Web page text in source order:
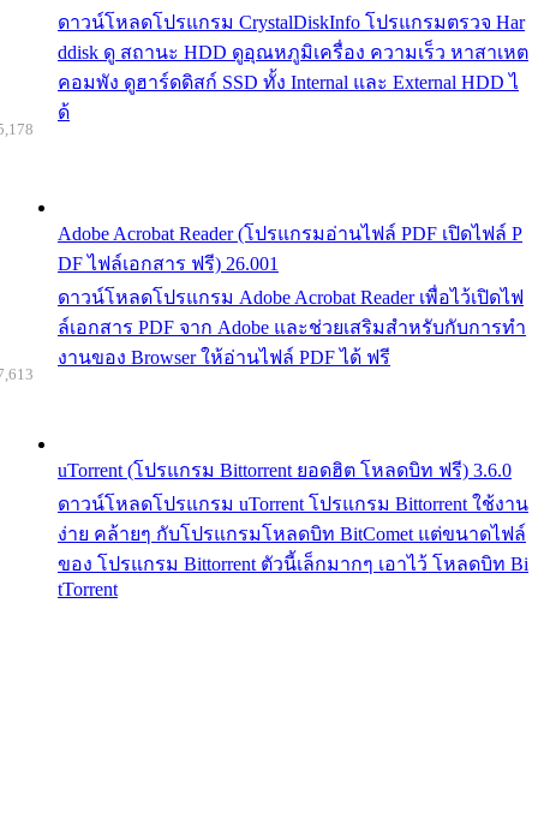
ดาวน์โหลดโปรแกรม CrystalDiskInfo โปรแกรมตรวจ Har
ddisk ดู สถานะ HDD ดูอุณหภูมิเครื่อง ความเร็ว หาสาเหต
คอมพัง ดูฮาร์ดดิสก์ SSD ทั้ง Internal และ External HDD ไ
ด้
Adobe Acrobat Reader (โปรแกรมอ่านไฟล์ PDF เปิดไฟล์ P
DF ไฟล์เอกสาร ฟรี) 26.001
ดาวน์โหลดโปรแกรม Adobe Acrobat Reader เพื่อไว้เปิดไฟ
ล์เอกสาร PDF จาก Adobe และช่วยเสริมสำหรับกับการทำ
งานของ Browser ให้อ่านไฟล์ PDF ได้ ฟรี
uTorrent (โปรแกรม Bittorrent ยอดฮิต โหลดบิท ฟรี) 3.6.0
ดาวน์โหลดโปรแกรม uTorrent โปรแกรม Bittorrent ใช้งาน
ง่าย คล้ายๆ กับโปรแกรมโหลดบิท BitComet แต่ขนาดไฟล์
ของ โปรแกรม Bittorrent ตัวนี้เล็กมากๆ เอาไว้ โหลดบิท Bi
tTorrent